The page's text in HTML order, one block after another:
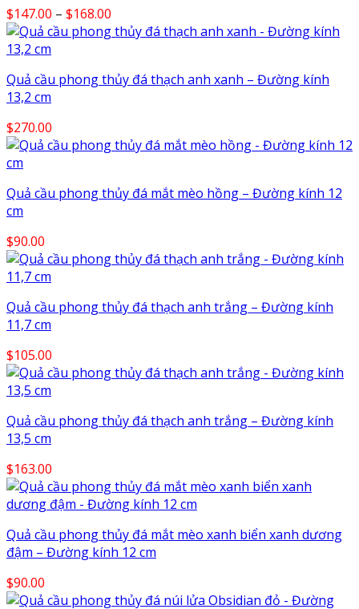
$147.00 – $168.00
range:
$168.00
Quả cầu phong thủy đá thạch anh xanh – Đường kính
13,2 cm
$270.00
Quả cầu phong thủy đá mắt mèo hồng – Đường kính 12
cm
$90.00
Quả cầu phong thủy đá thạch anh trắng – Đường kính
11,7 cm
$105.00
Quả cầu phong thủy đá thạch anh trắng – Đường kính
13,5 cm
$163.00
Quả cầu phong thủy đá mắt mèo xanh biển xanh dương
đậm – Đường kính 12 cm
$90.00